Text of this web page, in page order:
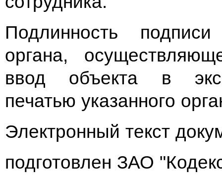
Подлинность подписи
органа,
ввод объекта в
печатью указанного
Электронный текст
подготовлен ЗАО